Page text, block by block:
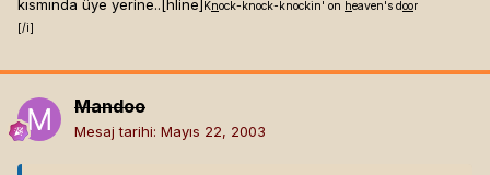
kısmında üye yerine..[hline] Knock-knock-knockin' on heaven's door
[/i]
Mandoo
Mesaj tarihi: Mayıs 22, 2003